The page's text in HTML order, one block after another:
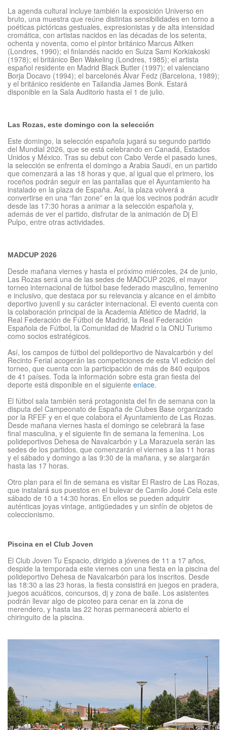
La agenda cultural incluye también la exposición Universo en
bruto, una muestra que reúne distintas sensibilidades en torno a
poéticas pictóricas gestuales, expresionistas y de alta intensidad
cromática, con artistas nacidos en las décadas de los setenta,
ochenta y noventa, como el pintor británico Marcus Aitken
(Londres, 1990); el finlandés nacido en Suiza Sami Korkiakoski
(1978); el británico Ben Wakeling (Londres, 1985); el artista
español residente en Madrid Black Butter (1997); el valenciano
Borja Docavo (1994); el barcelonés Àlvar Fedz (Barcelona, 1989);
y el británico residente en Tailandia James Bonk. Estará
disponible en la Sala Auditorio hasta el 1 de julio.
Las Rozas, este domingo con la selección
Este domingo, la selección española jugará su segundo partido
del Mundial 2026, que se está celebrando en Canadá, Estados
Unidos y México. Tras su debut con Cabo Verde el pasado lunes,
la selección se enfrenta el domingo a Arabia Saudí, en un partido
que comenzará a las 18 horas y que, al igual que el primero, los
roceños podrán seguir en las pantallas que el Ayuntamiento ha
instalado en la plaza de España. Así, la plaza volverá a
convertirse en una “fan zone” en la que los vecinos podrán acudir
desde las 17:30 horas a animar a la selección española y,
además de ver el partido, disfrutar de la animación de Dj El
Pulpo, entre otras actividades.
MADCUP 2026
Desde mañana viernes y hasta el próximo miércoles, 24 de junio,
Las Rozas será una de las sedes de MADCUP 2026, el mayor
torneo internacional de fútbol base federado masculino, femenino
e inclusivo, que destaca por su relevancia y alcance en el ámbito
deportivo juvenil y su carácter internacional. El evento cuenta con
la colaboración principal de la Academia Atlético de Madrid, la
Real Federación de Fútbol de Madrid, la Real Federación
Española de Fútbol, la Comunidad de Madrid o la ONU Turismo
como socios estratégicos.
Así, los campos de fútbol del polideportivo de Navalcarbón y del
Recinto Ferial acogerán las competiciones de esta VI edición del
torneo, que cuenta con la participación de más de 840 equipos
de 41 países. Toda la información sobre esta gran fiesta del
deporte está disponible en el siguiente enlace.
El fútbol sala también será protagonista del fin de semana con la
disputa del Campeonato de España de Clubes Base organizado
por la RFEF y en el que colabora el Ayuntamiento de Las Rozas.
Desde mañana viernes hasta el domingo se celebrará la fase
final masculina, y el siguiente fin de semana la femenina. Los
polideportivos Dehesa de Navalcarbón y La Marazuela serán las
sedes de los partidos, que comenzarán el viernes a las 11 horas
y el sábado y domingo a las 9:30 de la mañana, y se alargarán
hasta las 17 horas.
Otro plan para el fin de semana es visitar El Rastro de Las Rozas,
que instalará sus puestos en el bulevar de Camilo José Cela este
sábado de 10 a 14:30 horas. En ellos se pueden adquirir
auténticas joyas vintage, antigüedades y un sinfín de objetos de
coleccionismo.
Piscina en el Club Joven
El Club Joven Tu Espacio, dirigido a jóvenes de 11 a 17 años,
despide la temporada este viernes con una fiesta en la piscina del
polideportivo Dehesa de Navalcarbón para los inscritos. Desde
las 18:30 a las 23 horas, la fiesta consistirá en juegos en pradera,
juegos acuáticos, concursos, dj y zona de baile. Los asistentes
podrán llevar algo de picoteo para cenar en la zona de
merendero, y hasta las 22 horas permanecerá abierto el
chiringuito de la piscina.